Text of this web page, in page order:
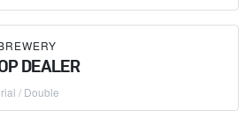
DEALER
/ Double